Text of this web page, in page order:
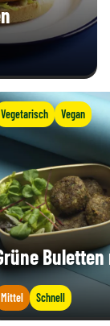
Vegetarisch Vegan
Mittel Schnell